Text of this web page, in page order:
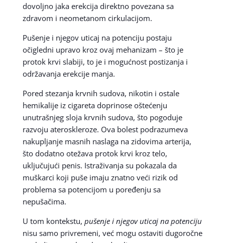
dovoljno jaka erekcija direktno povezana sa
zdravom i neometanom cirkulacijom.
Pušenje i njegov uticaj na potenciju postaju
očigledni upravo kroz ovaj mehanizam – što je
protok krvi slabiji, to je i mogućnost postizanja i
održavanja erekcije manja.
Pored stezanja krvnih sudova, nikotin i ostale
hemikalije iz cigareta doprinose oštećenju
unutrašnjeg sloja krvnih sudova, što pogoduje
razvoju ateroskleroze. Ova bolest podrazumeva
nakupljanje masnih naslaga na zidovima arterija,
što dodatno otežava protok krvi kroz telo,
uključujući penis. Istraživanja su pokazala da
muškarci koji puše imaju znatno veći rizik od
problema sa potencijom u poređenju sa
nepušačima.
U tom kontekstu, pušenje i njegov uticaj na potenciju
nisu samo privremeni, već mogu ostaviti dugoročne